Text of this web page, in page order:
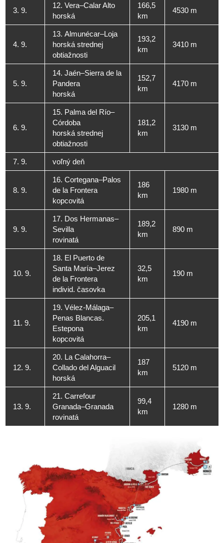
3. 9.
12. Vera–Calar Alto
horská
166,5
km
4530 m
4. 9.
13. Almunécar–Loja
horská strednej
obtiažnosti
193,2
km
3410 m
5. 9.
14. Jaén–Sierra de la
Pandera
horská
152,7
km
4170 m
6. 9.
15. Palma del Río–
Córdoba
horská strednej
obtiažnosti
181,2
km
3130 m
7. 9. voľný deň
8. 9.
16. Cortegana–Palos
de la Frontera
kopcovitá
186
km
1980 m
9. 9.
17. Dos Hermanas–
Sevilla
rovinatá
189,2
km
890 m
10. 9.
18. El Puerto de
Santa María–Jerez
de la Frontera
individ. časovka
32,5
km
190 m
11. 9.
19. Vélez-Málaga–
Penas Blancas.
Estepona
kopcovitá
205,1
km
4190 m
12. 9.
20. La Calahorra–
Collado del Alguacil
horská
187
km
5120 m
13. 9.
21. Carrefour
Granada–Granada
rovinatá
99,4
km
1280 m